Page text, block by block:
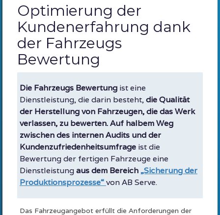
Optimierung der
Kundenerfahrung dank
der Fahrzeugs
Bewertung
Die Fahrzeugs Bewertung ist eine
Dienstleistung, die darin besteht,die Qualität
der Herstellung von Fahrzeugen, die das Werk
verlassen, zu bewerten. Auf halbem Weg
zwischen des internen Audits und der
Kundenzufriedenheitsumfrage ist die
Bewertung der fertigen Fahrzeuge eine
Dienstleistungaus dem Bereich„Sicherung der
Produktionsprozesse“von AB Serve.
Das Fahrzeugangebot erfüllt die Anforderungen der